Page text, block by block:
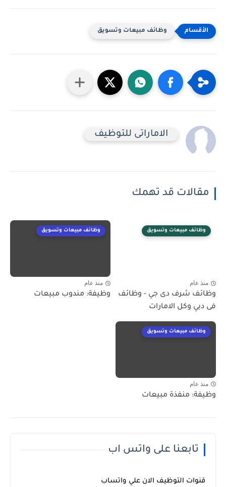
وظائف مبيعات وتسويق
الاماراتى للتوظيف
مقالات قد تهمك
وظائف مبيعات وتسويق
منذ عام
وظائف شرف دى جي - وظائف
فى دبي وكل الامارات
وظائف مبيعات وتسويق
منذ عام
وظيفة: مندوب مبيعات
وظائف مبيعات وتسويق
منذ عام
وظيفة: منفذة مبيعات
تابعنا على واتس اب
قنوات التوظيف الان علي واتساب